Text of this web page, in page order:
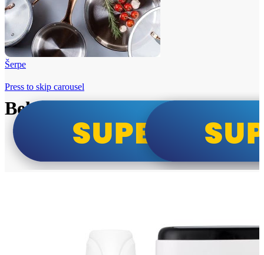
Šerpe
Beko i Tesla super cene
Press to skip carousel